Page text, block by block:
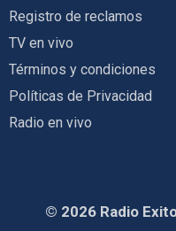
Registro de reclamos
TV en vivo
Términos y condiciones
Políticas de Privacidad
Radio en vivo
© 2026 Radio